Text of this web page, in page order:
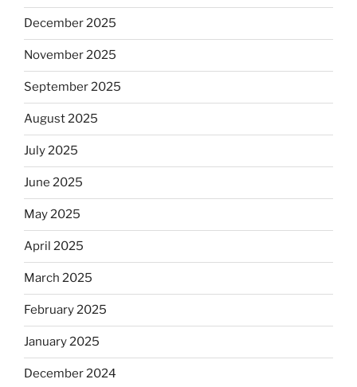
December 2025
November 2025
September 2025
August 2025
July 2025
June 2025
May 2025
April 2025
March 2025
February 2025
January 2025
December 2024